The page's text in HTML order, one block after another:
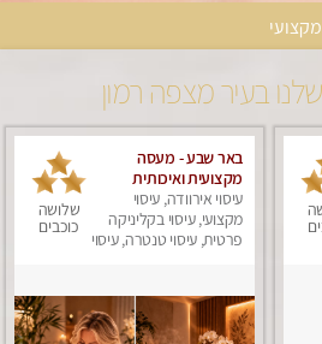
בעיר מצפה רמון
באר שבע - מעסה
מקצועית ואיכותית
פרטי!!!
עיסוי אירוודה, עיסוי
מקצועי, עיסוי בקליניקה
פרטית, עיסוי טנטרה, עיסוי
שלושה
כוכבים